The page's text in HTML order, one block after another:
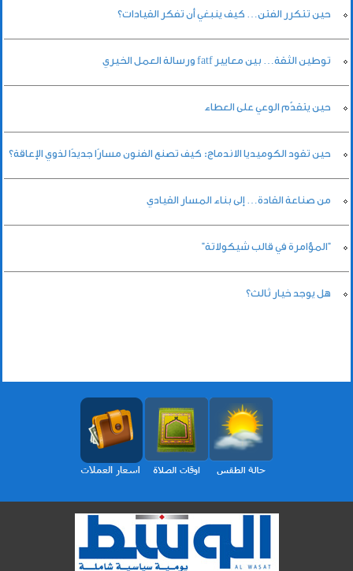
حين تتكرر الفتن… كيف ينبغي أن تفكر القيادات؟
توطين الثقة… بين معايير fatf ورسالة العمل الخيري
حين يتقدّم الوعي على العطاء
حين تقود الكوميديا الاندماج: كيف تصنع الفنون مسارًا جديدًا لذوي الإعاقة؟
من صناعة القادة… إلى بناء المسار القيادي
"المؤامرة في قالب شيكولاتة"
هل يوجد خيار ثالث؟